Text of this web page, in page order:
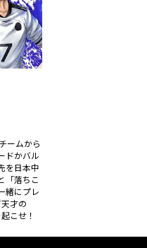
ームから
ドかバル
を日本中
「落ちこ
緒にプレ
才の
こせ！